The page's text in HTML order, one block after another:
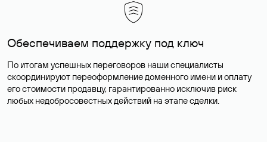
Обеспечиваем поддержку под ключ
По итогам успешных переговоров наши специалисты
скоординируют переоформление доменного имени и оплату
его стоимости продавцу, гарантированно исключив риск
любых недобросовестных действий на этапе сделки.